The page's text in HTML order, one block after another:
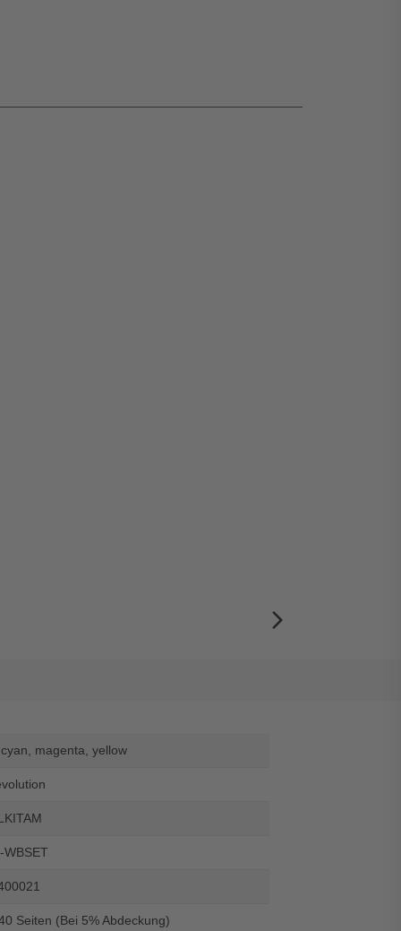
arrow_forward_ios
magenta, yellow
WBSET
Seiten (Bei 5% Abdeckung)